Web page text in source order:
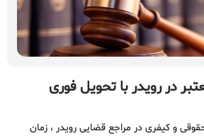
در رویدر با تحویل فوری
و کیفری در مراجع قضایی رویدر ، زمان